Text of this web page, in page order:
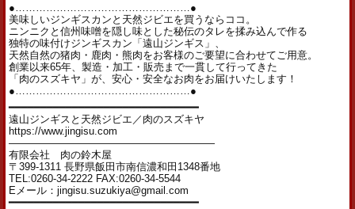
●……………………………………………●
美味しいジンギスカンと天然ジビエを買うならココ。
ニンニクと信州味噌を隠し味とした秘伝のタレを揉み込んで作る
独特の味付けジンギスカン「遠山ジンギス」、
天然自然の猪肉・鹿肉・熊肉をお客様のご要望に合わせてご用意。
創業以来65年、製造・加工・販売まで一貫して行ってきた
「肉のスズキヤ」が、安心・安全なお肉をお届けいたします！
●……………………………………………●
━━━━━━━━━━━━━━━━━━━━━━━━━━━━━━
遠山ジンギスと天然ジビエ／肉のスズキヤ
https://www.jingisu.com
————————————————————
有限会社 肉の鈴木屋
〒399-1311 長野県飯田市南信濃和田1348番地
TEL:0260-34-2222 FAX:0260-34-5544
Eメール：jingisu.suzukiya@gmail.com
━━━━━━━━━━━━━━━━━━━━━━━━━━━━━━